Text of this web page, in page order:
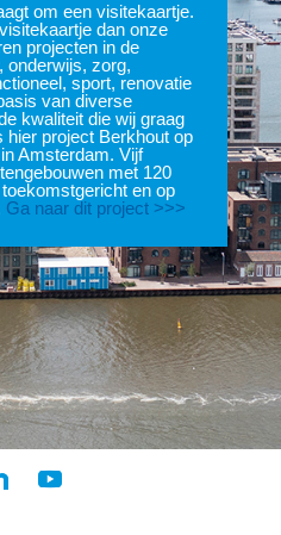
om een visitekaartje.
dan onze
projecten in de
onderwijs, zorg,
sport, renovatie
van diverse
kwaliteit die wij graag
hier project Berkhout op
Amsterdam. Vijf
met 120
en op
Ga naar dit project >>>